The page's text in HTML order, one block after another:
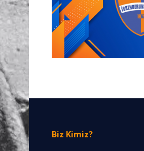
Biz Kimiz?